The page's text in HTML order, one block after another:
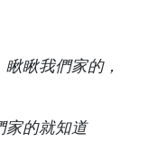
瞅我們家的，
家的就知道